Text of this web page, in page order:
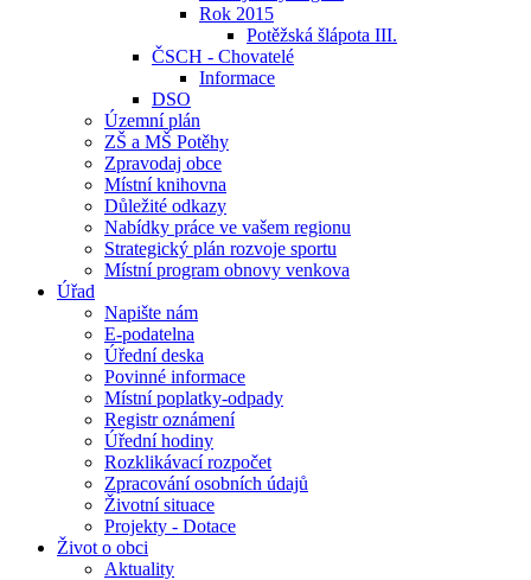
Rok 2015
Potěžská šlápota III.
ČSCH - Chovatelé
Informace
DSO
Územní plán
ZŠ a MŠ Potěhy
Zpravodaj obce
Místní knihovna
Důležité odkazy
Nabídky práce ve vašem regionu
Strategický plán rozvoje sportu
Místní program obnovy venkova
Úřad
Napište nám
E-podatelna
Úřední deska
Povinné informace
Místní poplatky-odpady
Registr oznámení
Úřední hodiny
Rozklikávací rozpočet
Zpracování osobních údajů
Životní situace
Projekty - Dotace
Život o obci
Aktuality